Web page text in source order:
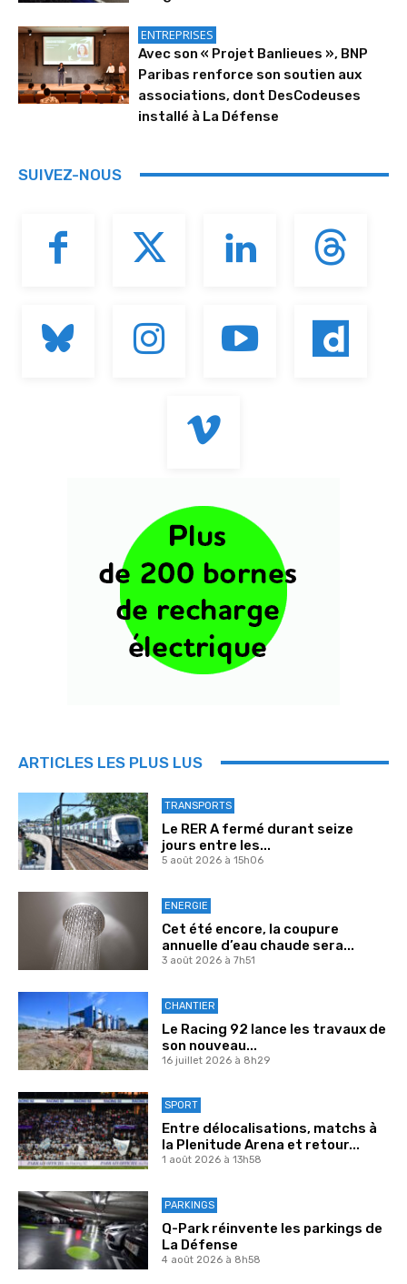
ENTREPRISES
Avec son « Projet Banlieues », BNP
Paribas renforce son soutien aux
associations, dont DesCodeuses
installé à La Défense
SUIVEZ-NOUS
ARTICLES LES PLUS LUS
TRANSPORTS
Le RER A fermé durant seize
jours entre les...
5 août 2026 à 15h06
ENERGIE
Cet été encore, la coupure
annuelle d’eau chaude sera...
3 août 2026 à 7h51
CHANTIER
Le Racing 92 lance les travaux de
son nouveau...
16 juillet 2026 à 8h29
SPORT
Entre délocalisations, matchs à
la Plenitude Arena et retour...
1 août 2026 à 13h58
PARKINGS
Q-Park réinvente les parkings de
La Défense
4 août 2026 à 8h58